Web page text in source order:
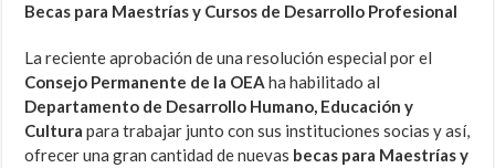
Becas para Maestrías y Cursos de Desarrollo Profesional
La reciente aprobación de una resolución especial por el
Consejo Permanente de la OEA ha habilitado al
Departamento de Desarrollo Humano, Educación y
Cultura para trabajar junto con sus instituciones socias y así,
ofrecer una gran cantidad de nuevas becas para Maestrías y